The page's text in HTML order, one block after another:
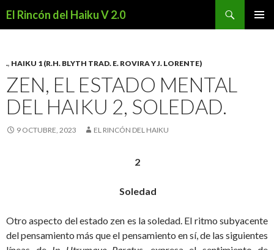
El Rincón del Haiku V 2.0
., HAIKU 1 (R.H. BLYTH TRAD. E. ROVIRA Y J. LORENTE)
ZEN, EL ESTADO MENTAL
DEL HAIKU 2, SOLEDAD.
9 OCTUBRE, 2023 EL RINCÓN DEL HAIKU
2
Soledad
Otro aspecto del estado zen es la soledad. El ritmo subyacente
del pensamiento más que el pensamiento en sí, de las siguientes